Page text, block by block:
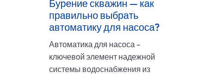
Бурение скважин — как
правильно выбрать
автоматику для насоса?
Автоматика для насоса –
ключевой элемент надежной
системы водоснабжения из